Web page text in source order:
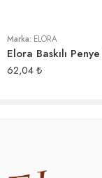
Marka: ELORA
62,04₺